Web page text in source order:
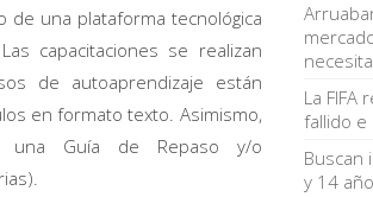
de una plataforma tecnológica
capacitaciones se realizan
de autoaprendizaje están
en formato texto. Asimismo,
una Guía de Repaso y/o
La
fallido e
Buscan
y 14